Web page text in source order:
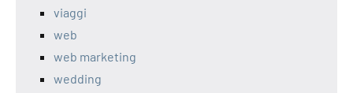
viaggi
web
web marketing
wedding